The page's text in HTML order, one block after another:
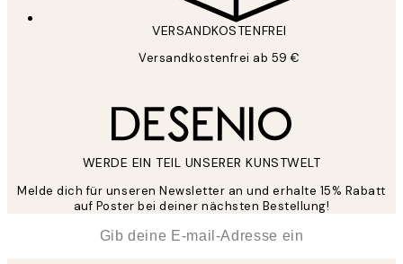
VERSANDKOSTENFREI
Versandkostenfrei ab 59 €
WERDE EIN TEIL UNSERER KUNSTWELT
Melde dich für unseren Newsletter an und erhalte 15% Rabatt
auf Poster bei deiner nächsten Bestellung!